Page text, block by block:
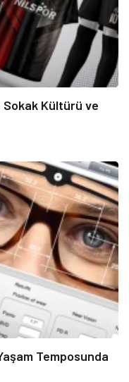
Sokak Kültürü ve
Temposunda